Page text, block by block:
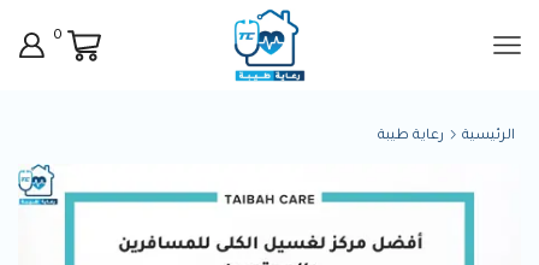
0
الرئيسية رعاية طيبة